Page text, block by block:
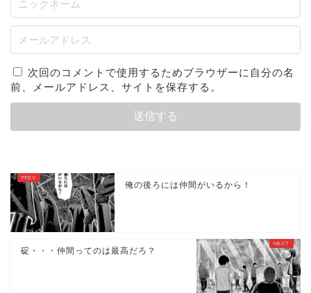
次回のコメントで使用するためブラウザーに自分の名
前、メールアドレス、サイトを保存する。
俺の後ろには仲間がいるから！
碇・・・仲間ってのは最高だろ？